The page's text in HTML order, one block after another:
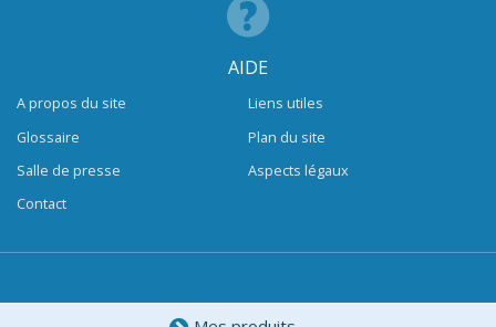
AIDE
A propos du site
Glossaire
Salle de presse
Contact
Liens utiles
Plan du site
Aspects légaux